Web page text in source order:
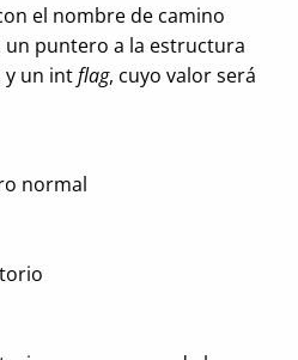
el nombre de camino
puntero a la estructura
y un intflag, cuyo valor será
normal